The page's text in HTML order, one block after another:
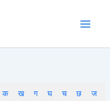
क ख ग घ च छ
ज